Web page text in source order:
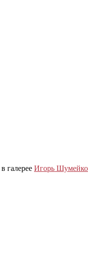
в галерее Игорь